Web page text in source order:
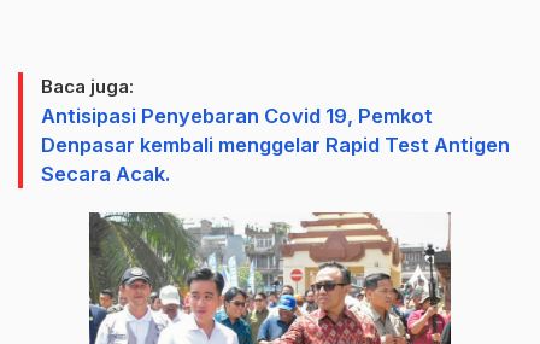
Baca juga:
Antisipasi Penyebaran Covid 19, Pemkot
Denpasar kembali menggelar Rapid Test Antigen
Secara Acak.